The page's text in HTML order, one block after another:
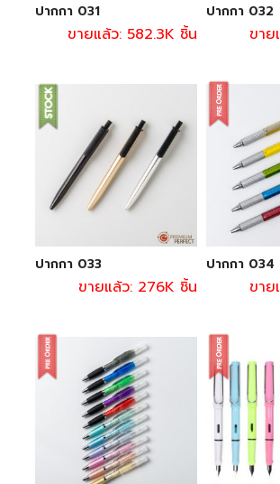
ปากกา 031
ขายแล้ว: 582.3K ชิ้น
ปากกา 032
ขาย
ปากกา 033
ขายแล้ว: 276K ชิ้น
ปากกา 034
ขาย